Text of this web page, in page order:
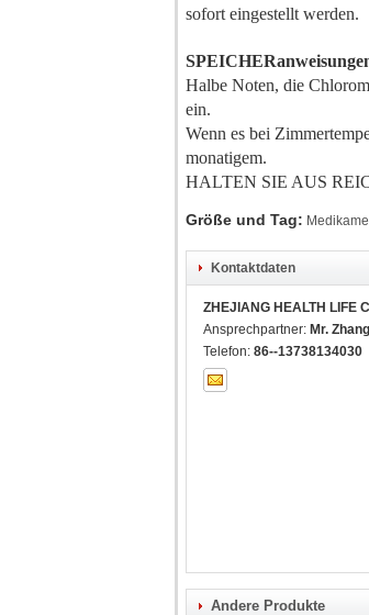
sofort eingestellt werden.
Halbe Noten, die
ein.
Wenn es bei
monatigem.
HALTEN SIE AUS
Größe und Tag:
Kontaktdaten
ZHEJIANG HEALTH LIFE
Ansprechpartner: Mr. Zhang
Telefon: 86--13738134030
Andere Produkte